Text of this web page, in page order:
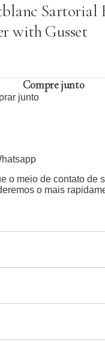
Sartorial
with Gusset
Compre junto
junto
o meio de contato de
o mais